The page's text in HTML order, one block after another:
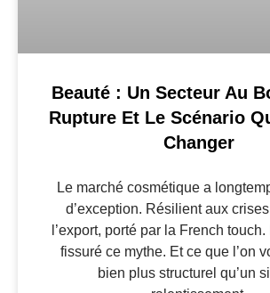
Beauté : Un Secteur Au
Rupture Et Le Scénario
Changer
Le marché cosmétique a
d’exception. Résilient aux
l’export, porté par la French
fissuré ce mythe. Et ce que l’on
bien plus structurel qu’un